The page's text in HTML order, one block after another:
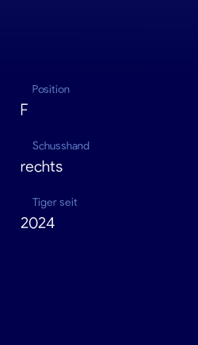
Position
F
Schusshand
rechts
Tiger seit
2024